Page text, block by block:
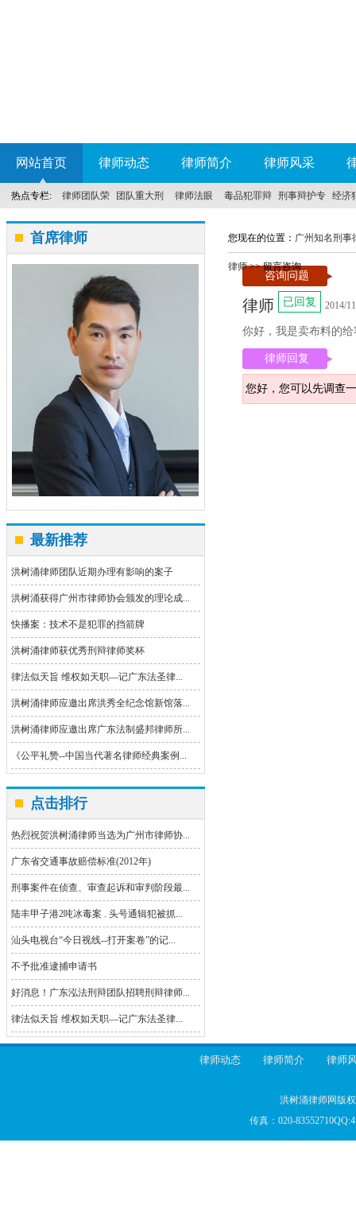
网站首页 律师动态 律师简介 律师风采
热点专栏: 律师团队荣
誉
团队重大刑
事案件
律师法眼 毒品犯罪辩 刑事辩护专 经济
首席律师
最新推荐
洪树涌律师团队近期办理有影响的案子
洪树涌获得广州市律师协会颁发的理论成...
快播案：技术不是犯罪的挡箭牌
洪树涌律师获优秀刑辩律师奖杯
律法似天旨 维权如天职—记广东法圣律...
洪树涌律师应邀出席洪秀全纪念馆新馆落...
洪树涌律师应邀出席广东法制盛邦律师所...
《公平礼赞--中国当代著名律师经典案例...
点击排行
热烈祝贺洪树涌律师当选为广州市律师协...
广东省交通事故赔偿标准(2012年)
刑事案件在侦查、审查起诉和审判阶段最...
陆丰甲子港2吨冰毒案 . 头号通辑犯被抓...
汕头电视台“今日视线--打开案卷”的记...
不予批准逮捕申请书
好消息！广东泓法刑辩团队招聘刑辩律师...
律法似天旨 维权如天职—记广东法圣律...
您现在的位置： 广州知名刑事
律师>> 留言咨询
咨询问题
律师 已回复 2014/
你好，我是卖布料的
律师回复
您好，您可以先调查
律师动态 律师简介 律师
洪树涌律师网版
传真：020-